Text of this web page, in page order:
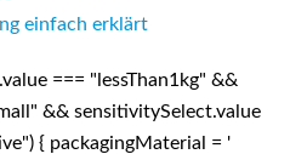
einfach erklärt
=== "lessThan1kg" &&
&& sensitivitySelect.value
{ packagingMaterial = '